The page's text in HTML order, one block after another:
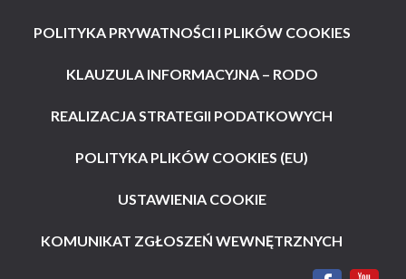
POLITYKA PRYWATNOŚCI I PLIKÓW COOKIES
KLAUZULA INFORMACYJNA – RODO
REALIZACJA STRATEGII PODATKOWYCH
POLITYKA PLIKÓW COOKIES (EU)
USTAWIENIA COOKIE
KOMUNIKAT ZGŁOSZEŃ WEWNĘTRZNYCH